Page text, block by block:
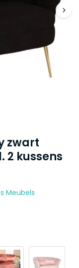
zwart
2 kussens
Meubels